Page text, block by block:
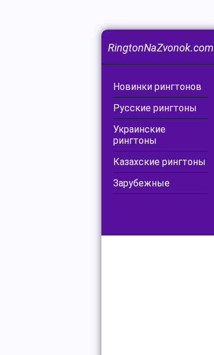
RingtonNaZvonok.com
Новинки рингтонов
Русские рингтоны
Украинские
рингтоны
Казахские рингтоны
Зарубежные